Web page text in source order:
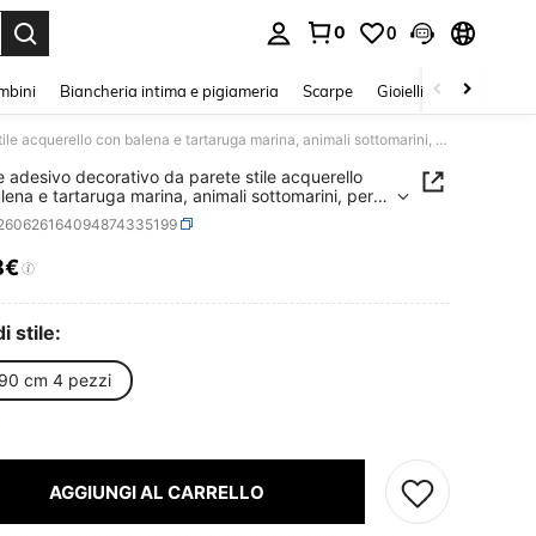
0 0
Biancheria intima e pigiameria Scarpe Gioielli E Accessori
Grande adesivo decorativo da parete stile acquerello con balena e tartaruga marina, animali sottomarini, per intera parete
adesivo decorativo da parete stile acquerello
e tartaruga marina, animali sottomarini, per
AND AVAILABILITY
stile:
cm 4 pezzi
AGGIUNGI AL CARRELLO